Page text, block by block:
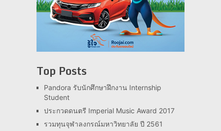
Top Posts
Pandora รับนักศึกษาฝึกงาน Internship
Student
ประกวดดนตรี Imperial Music Award 2017
รวมทุนจุฬาลงกรณ์มหาวิทยาลัย ปี 2561